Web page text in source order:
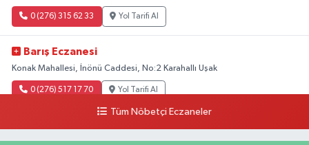
0 (276) 315 62 33 Yol Tarifi Al
Barış Eczanesi
Konak Mahallesi, İnönü Caddesi, No:2 Karahallı Uşak
0 (276) 517 17 70 Yol Tarifi Al
Aşağı Mahallesi, Arıkan Bedük Caddesi, No:75 Ulubey Uşak
Tüm Nöbetçi Eczaneler